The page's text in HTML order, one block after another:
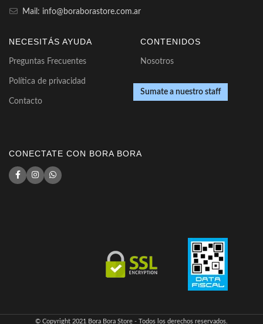
Mail: info@boraborastore.com.ar
NECESITÁS AYUDA
Preguntas Frecuentes
Política de privacidad
Contacto
CONTENIDOS
Nosotros
Sumate a nuestro staff
CONECTATE CON BORA BORA
© Copyright 2021 Bora Bora Store - Todos los derechos reservados.